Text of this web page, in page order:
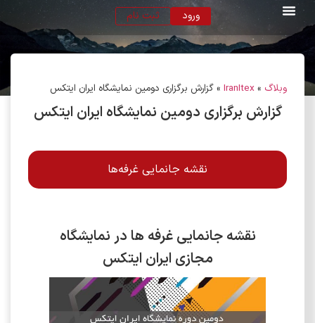
ورود ثبت نام
وبلاگ »
IranItex
»گزارش برگزاری دومین نمایشگاه ایران ایتکس
گزارش برگزاری دومین نمایشگاه ایران ایتکس
نقشه جانمایی غرفه‌ها
نقشه جانمایی غرفه ها در نمایشگاه
مجازی ایران ایتکس